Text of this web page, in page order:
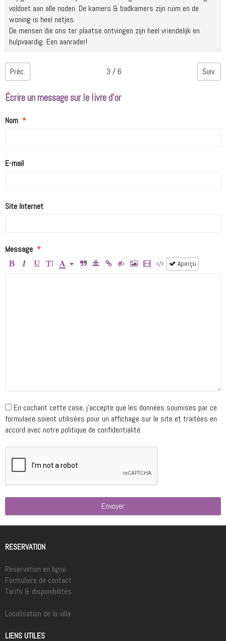
voldoet aan alle noden. De kamers & badkamers zijn ruim en de
woning is heel netjes.
De mensen die ons ter plaatse ontvingen zijn heel vriendelijk en
hulpvaardig. Een aanrader!
Préc. 3 / 6 Suiv.
Écrire un message sur le livre d'or
Nom
E-mail
Site Internet
Message
Aperçu
En cochant cette case, j'accepte que les données soumises par ce
formulaire soient utilisées pour un affichage sur le site et traitées en
accord avec notre politique de confidentialité.
Envoyer
RESERVATION
Réservation en ligne
Formulaire de contact
Tarifs & disponibilités
Localisation de la villa
LIENS UTILES